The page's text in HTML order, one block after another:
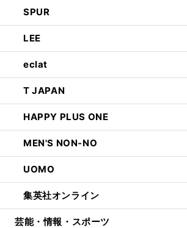
SPUR
LEE
eclat
T JAPAN
HAPPY PLUS ONE
MEN'S NON-NO
UOMO
集英社オンライン
芸能・情報・スポーツ